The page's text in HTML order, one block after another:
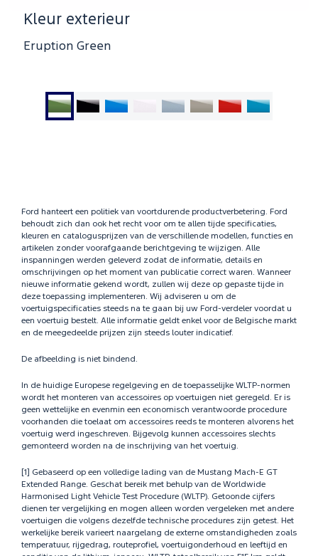
Ga
naar
Ga
naar
Ga
naar
naar
Ga
naar
Ga
naar
Ga
naar
Ga
naar
Kleur exterieur
Eruption Green
Ford hanteert een politiek van voortdurende productverbetering. Ford
behoudt zich dan ook het recht voor om te allen tijde specificaties,
kleuren en catalogusprijzen van de verschillende modellen, functies en
artikelen zonder voorafgaande berichtgeving te wijzigen. Alle
inspanningen werden geleverd zodat de informatie, details en
omschrijvingen op het moment van publicatie correct waren. Wanneer
nieuwe informatie gekend wordt, zullen wij deze op gepaste tijde in
deze toepassing implementeren. Wij adviseren u om de
voertuigspecificaties steeds na te gaan bij uw Ford-verdeler voordat u
een voertuig bestelt. Alle informatie geldt enkel voor de Belgische markt
en de meegedeelde prijzen zijn steeds louter indicatief.
De afbeelding is niet bindend.
In de huidige Europese regelgeving en de toepasselijke WLTP-normen
wordt het monteren van accessoires op voertuigen niet geregeld. Er is
geen wettelijke en evenmin een economisch verantwoorde procedure
voorhanden die toelaat om accessoires reeds te monteren alvorens het
voertuig werd ingeschreven. Bijgevolg kunnen accessoires slechts
gemonteerd worden na de inschrijving van het voertuig.
[1] Gebaseerd op een volledige lading van de Mustang Mach-E GT
Extended Range. Geschat bereik met behulp van de Worldwide
Harmonised Light Vehicle Test Procedure (WLTP). Getoonde cijfers
dienen ter vergelijking en mogen alleen worden vergeleken met andere
voertuigen die volgens dezelfde technische procedures zijn getest. Het
werkelijke bereik varieert naargelang de externe omstandigheden zoals
temperatuur, rijgedrag, routeprofiel, voertuigonderhoud en leeftijd en